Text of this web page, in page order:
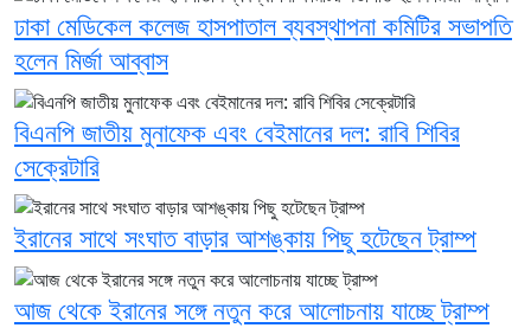
ঢাকা মেডিকেল কলেজ হাসপাতাল ব্যবস্থাপনা কমিটির সভাপতি
হলেন মির্জা আব্বাস
বিএনপি জাতীয় মুনাফেক এবং বেইমানের দল: রাবি শিবির
সেক্রেটারি
ইরানের সাথে সংঘাত বাড়ার আশঙ্কায় পিছু হটেছেন ট্রাম্প
আজ থেকে ইরানের সঙ্গে নতুন করে আলোচনায় যাচ্ছে ট্রাম্প